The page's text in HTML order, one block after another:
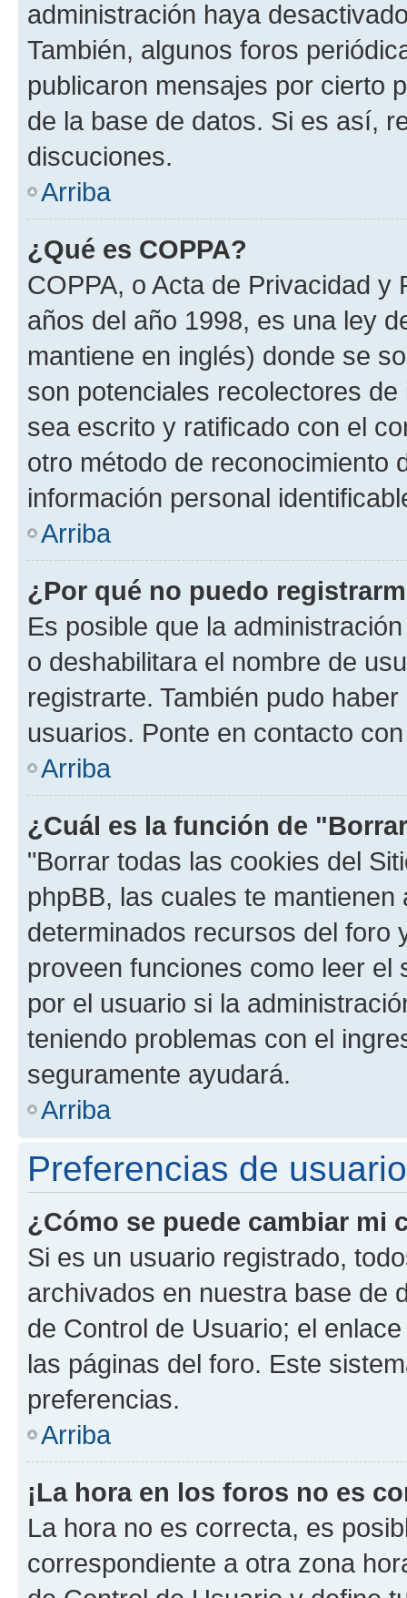
administración haya
También, algunos foros
publicaron mensajes por cierto
de la base de datos. Si es así,
discuciones.
Arriba
¿Qué es COPPA?
COPPA, o Acta de Privacidad
años del año 1998, es una ley
mantiene en inglés) donde se
son potenciales recolectores
sea escrito y ratificado con el
otro método de reconocimiento
información personal
Arriba
¿Por qué no puedo
Es posible que la
o deshabilitara el nombre de
registrarte. También pudo
usuarios. Ponte en contacto
Arriba
¿Cuál es la función de
"Borrar todas las cookies del
phpBB, las cuales te
determinados recursos del foro
proveen funciones como leer el
por el usuario si la
teniendo problemas con el
seguramente ayudará.
Arriba
Preferencias de
¿Cómo se puede cambiar mi
Si es un usuario registrado,
archivados en nuestra base de
de Control de Usuario; el
las páginas del foro. Este
preferencias.
Arriba
¡La hora en los foros no es
La hora no es correcta, es
correspondiente a otra zona